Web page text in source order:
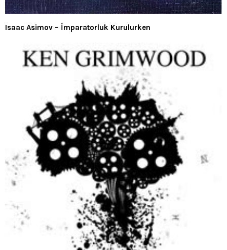
Isaac Asimov – İmparatorluk Kurulurken